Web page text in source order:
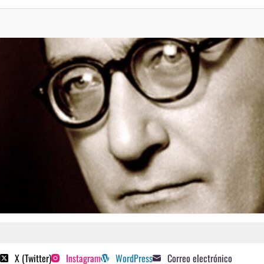
sugeridos
X (Twitter) Instagram WordPress Correo electrónico